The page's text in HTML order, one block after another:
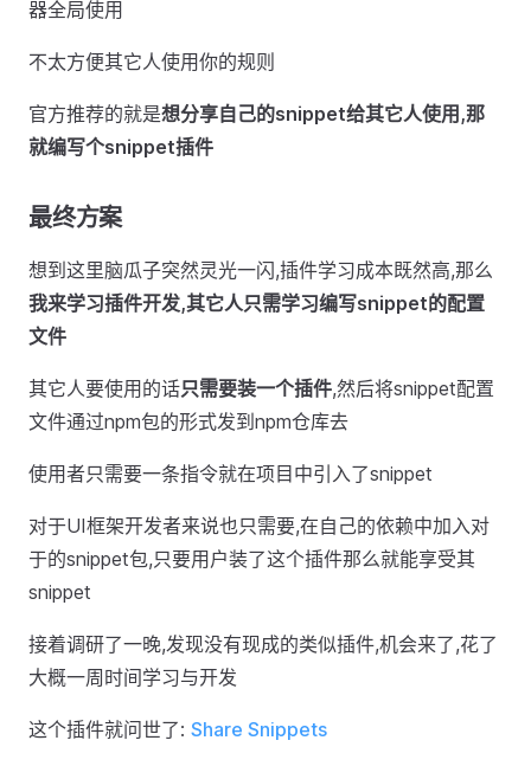
器全局使用
不太方便其它人使用你的规则
官方推荐的就是想分享自己的snippet给其它人使用,那
就编写个snippet插件
最终方案
想到这里脑瓜子突然灵光一闪,插件学习成本既然高,那么
我来学习插件开发,其它人只需学习编写snippet的配置
文件
其它人要使用的话只需要装一个插件,然后将snippet配置
文件通过npm包的形式发到npm仓库去
使用者只需要一条指令就在项目中引入了snippet
对于UI框架开发者来说也只需要,在自己的依赖中加入对
于的snippet包,只要用户装了这个插件那么就能享受其
snippet
接着调研了一晚,发现没有现成的类似插件,机会来了,花了
大概一周时间学习与开发
这个插件就问世了: Share Snippets